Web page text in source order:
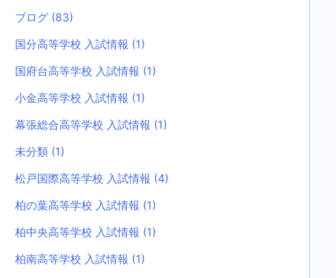
ブログ (83)
国分高等学校 入試情報 (1)
国府台高等学校 入試情報 (1)
小金高等学校 入試情報 (1)
幕張総合高等学校 入試情報 (1)
未分類 (1)
松戸国際高等学校 入試情報 (4)
柏の葉高等学校 入試情報 (1)
柏中央高等学校 入試情報 (1)
柏南高等学校 入試情報 (1)